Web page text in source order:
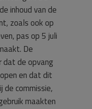
inhoud van de
zoals ook op
pas op 5 juli
De
dat de opvang
en dat dit
commissie,
maakten